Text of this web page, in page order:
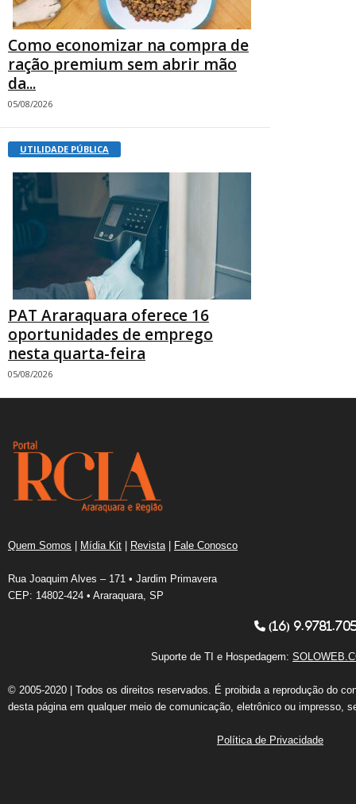
Como economizar na compra de
ração premium sem abrir mão
da...
05/08/2026
UTILIDADE PÚBLICA
PAT Araraquara oferece 16
oportunidades de emprego
nesta quarta-feira
05/08/2026
Quem Somos | Mídia Kit | Revista | Fale Conosco
Rua Joaquim Alves – 171 • Jardim Primavera
CEP: 14802-424 • Araraquara, SP
(16)
Suporte de TI e Hospedagem:
© 2005-2020 | Todos os direitos reservados. É proibida a reprodução do
desta página em qualquer meio de comunicação, eletrônico ou impresso,
Política de Privacidade